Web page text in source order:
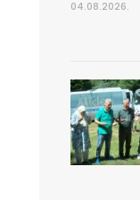
04.08.2026.